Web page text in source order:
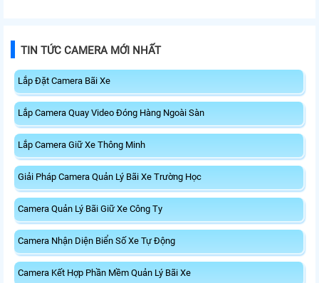
TIN TỨC CAMERA MỚI NHẤT
Lắp Đặt Camera Bãi Xe
Lắp Camera Quay Video Đóng Hàng Ngoài Sàn
Lắp Camera Giữ Xe Thông Minh
Giải Pháp Camera Quản Lý Bãi Xe Trường Học
Camera Quản Lý Bãi Giữ Xe Công Ty
Camera Nhận Diện Biển Số Xe Tự Động
Camera Kết Hợp Phần Mềm Quản Lý Bãi Xe